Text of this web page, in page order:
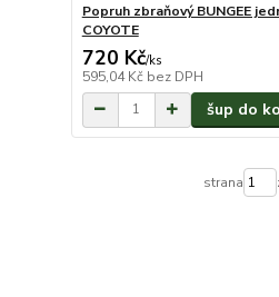
Popruh zbraňový BUNGEE
COYOTE
720 Kč/ks
595,04 Kč bez DPH
šup do
strana